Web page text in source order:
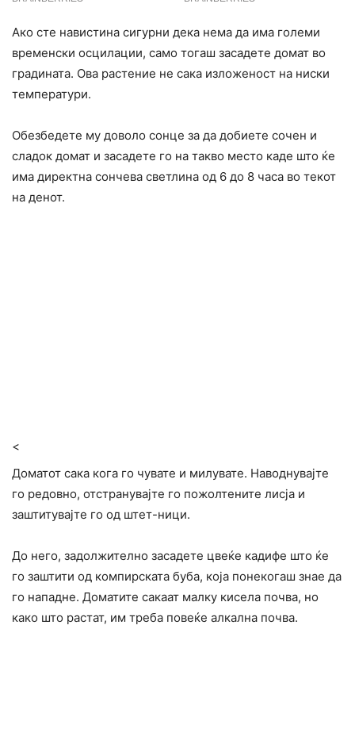
Ако сте навистина сигурни дека нема да има големи
временски осцилации, само тогаш засадете домат во
градината. Ова растение не сака изложеност на ниски
температури.
Обезбедете му доволо сонце за да добиете сочен и
сладок домат и засадете го на такво место каде што ќе
има директна сончева светлина од 6 до 8 часа во текот
на денот.
<
Доматот сака кога го чувате и милувате. Наводнувајте
го редовно, отстранувајте го пожолтените лисја и
заштитувајте го од штет-ници.
До него, задолжително засадете цвеќе кадифе што ќе
го заштити од компирската буба, која понекогаш знае да
го нападне. Доматите сакаат малку кисела почва, но
како што растат, им треба повеќе алкална почва.